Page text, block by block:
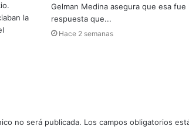
la
Gelman Medina asegura que esa fue
respuesta que...
Hace 2 semanas
no será publicada. Los campos obligatorios